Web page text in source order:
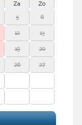
Za Zo
5 6
12 13
19 20
26 27